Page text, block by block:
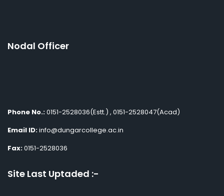
Nodal Officer
Phone No.:0151-2528036(Estt.) , 0151-2528047(Acad)
Email ID:info@dungarcollege.ac.in
Fax:0151-2528036
Site Last Uptaded :-